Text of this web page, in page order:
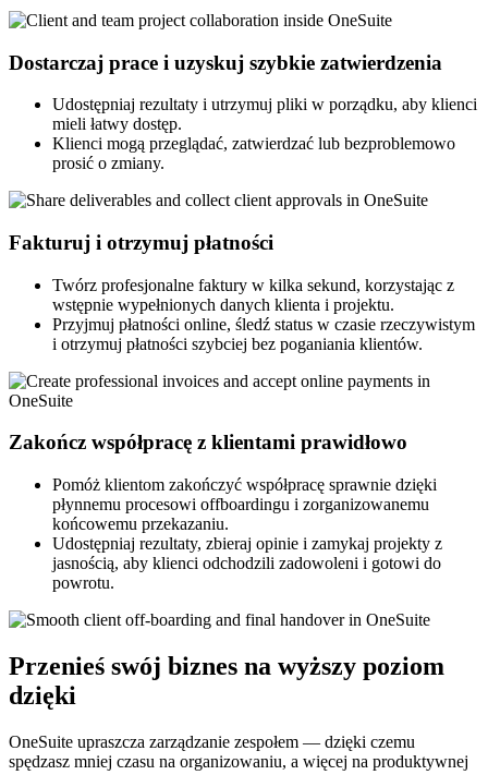
Dostarczaj prace i uzyskuj szybkie zatwierdzenia
Udostępniaj rezultaty i utrzymuj pliki w porządku, aby klienci
mieli łatwy dostęp.
Klienci mogą przeglądać, zatwierdzać lub bezproblemowo
prosić o zmiany.
Fakturuj i otrzymuj płatności
Twórz profesjonalne faktury w kilka sekund, korzystając z
wstępnie wypełnionych danych klienta i projektu.
Przyjmuj płatności online, śledź status w czasie rzeczywistym
i otrzymuj płatności szybciej bez poganiania klientów.
Zakończ współpracę z klientami prawidłowo
Pomóż klientom zakończyć współpracę sprawnie dzięki
płynnemu procesowi offboardingu i zorganizowanemu
końcowemu przekazaniu.
Udostępniaj rezultaty, zbieraj opinie i zamykaj projekty z
jasnością, aby klienci odchodzili zadowoleni i gotowi do
powrotu.
Przenieś swój biznes na wyższy poziom
dzięki
OneSuite upraszcza zarządzanie zespołem — dzięki czemu
spędzasz mniej czasu na organizowaniu, a więcej na produktywnej